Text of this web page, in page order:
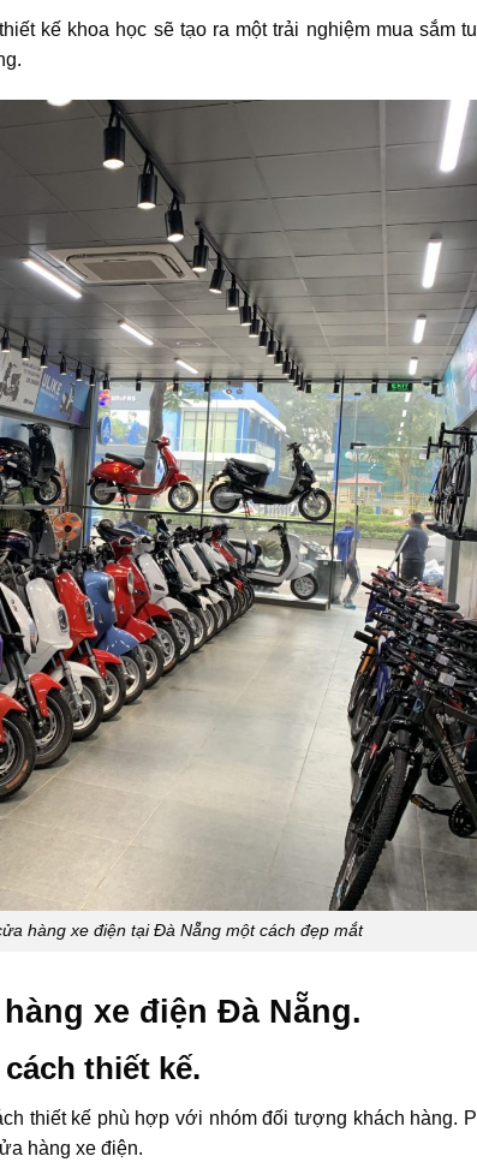
kế khoa học sẽ tạo ra một trải nghiệm mua sắm
hàng xe điện tại Đà Nẵng một cách đẹp mắt
xe điện Đà Nẵng.
thiết kế.
thiết kế phù hợp với nhóm đối tượng khách hàng.
hàng xe điện.